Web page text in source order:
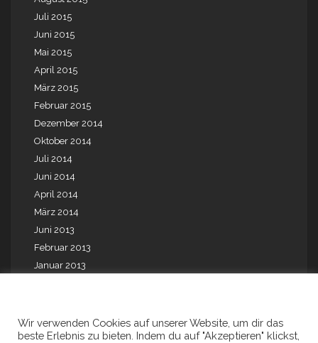
Juli 2015
Juni 2015
Mai 2015
April 2015
März 2015
Februar 2015
Dezember 2014
Oktober 2014
Juli 2014
Juni 2014
April 2014
März 2014
Juni 2013
Februar 2013
Januar 2013
August 2009
Juli 2001
Wir verwenden Cookies auf unserer Website, um dir das
beste Erlebnis zu bieten. Indem du auf "Akzeptieren" klickst,